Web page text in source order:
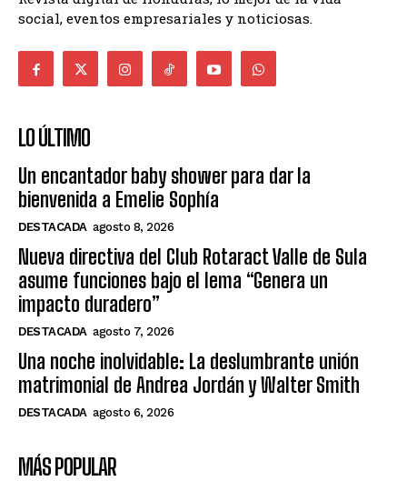
social, eventos empresariales y noticiosas.
LO ÚLTIMO
Un encantador baby shower para dar la
bienvenida a Emelie Sophía
DESTACADA agosto 8, 2026
Nueva directiva del Club Rotaract Valle de Sula
asume funciones bajo el lema “Genera un
impacto duradero”
DESTACADA agosto 7, 2026
Una noche inolvidable: La deslumbrante unión
matrimonial de Andrea Jordán y Walter Smith
DESTACADA agosto 6, 2026
MÁS POPULAR